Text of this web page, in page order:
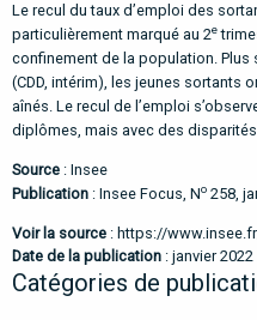
Le recul du taux d’emploi des
particulièrement marqué au 2e
confinement de la population. Plus
(CDD, intérim), les jeunes sortants
aînés. Le recul de l’emploi
diplômes, mais avec des
Source : Insee
Publication : Insee Focus, No 258,
Voir la source : https://
Date de la publication : janvier 2022
Catégories de